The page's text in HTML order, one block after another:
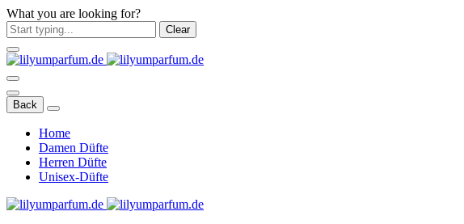
What you are looking for?
Clear
Back
Home
Damen Düfte
Herren Düfte
Unisex-Düfte